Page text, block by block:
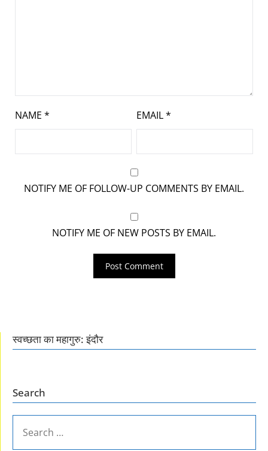
NAME * EMAIL*
NOTIFY ME OF FOLLOW-UP COMMENTS BY EMAIL.
NOTIFY ME OF NEW POSTS BY EMAIL.
स्वच्छता का महागुरु: इंदौर
Search
FOR: